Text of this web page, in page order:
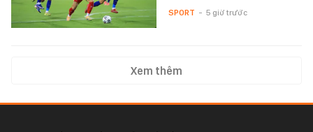
SPORT - 5 giờ trước
Xem thêm